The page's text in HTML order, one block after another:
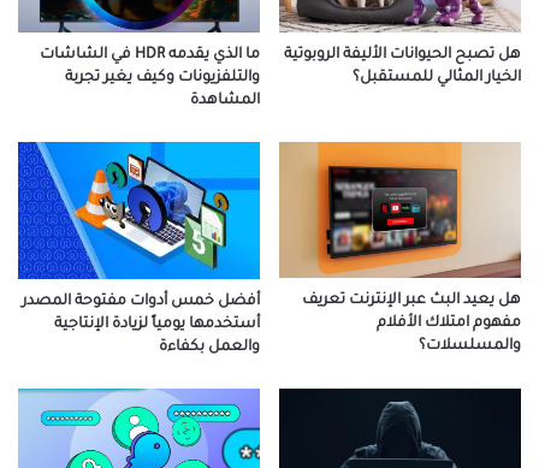
هل تصبح الحيوانات الأليفة الروبوتية
الخيار المثالي للمستقبل؟
ما الذي يقدمه HDR في الشاشات
والتلفزيونات وكيف يغير تجربة
المشاهدة
هل يعيد البث عبر الإنترنت تعريف
مفهوم امتلاك الأفلام
والمسلسلات؟
أفضل خمس أدوات مفتوحة المصدر
أستخدمها يومياً لزيادة الإنتاجية
والعمل بكفاءة